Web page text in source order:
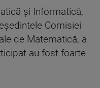
şi Informatică,
Comisiei
de Matematică, a
au fost foarte